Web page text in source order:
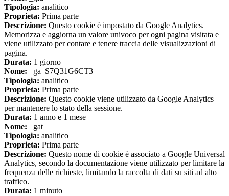
Tipologia: analitico
Proprieta: Prima parte
Descrizione: Questo cookie è impostato da Google Analytics.
Memorizza e aggiorna un valore univoco per ogni pagina visitata e
viene utilizzato per contare e tenere traccia delle visualizzazioni di
pagina.
Durata: 1 giorno
Nome: _ga_S7Q31G6CT3
Tipologia: analitico
Proprieta: Prima parte
Descrizione: Questo cookie viene utilizzato da Google Analytics
per mantenere lo stato della sessione.
Durata: 1 anno e 1 mese
Nome: _gat
Tipologia: analitico
Proprieta: Prima parte
Descrizione: Questo nome di cookie è associato a Google Universal
Analytics, secondo la documentazione viene utilizzato per limitare la
frequenza delle richieste, limitando la raccolta di dati su siti ad alto
traffico.
Durata: 1 minuto